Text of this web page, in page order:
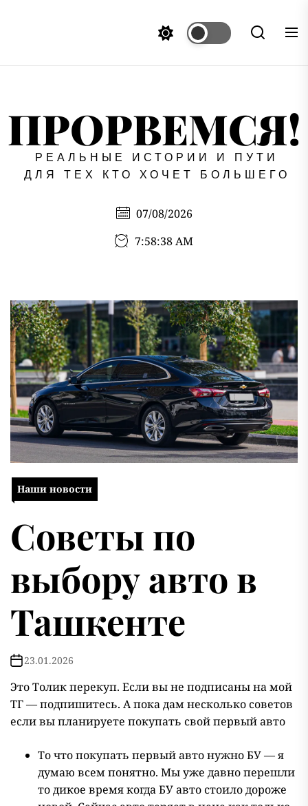
ПРОРВЕМСЯ!
РЕАЛЬНЫЕ ИСТОРИИ И ПУТИ
ДЛЯ ТЕХ КТО ХОЧЕТ БОЛЬШЕГО
07/08/2026
7:58:39 AM
Наши новости
Советы по
выбору авто в
Ташкенте
23.01.2026
Это Толик перекуп. Если вы не подписаны на мой
ТГ — подпишитесь. А пока дам несколько советов
если вы планируете покупать свой первый авто
То что покупать первый авто нужно БУ — я
думаю всем понятно. Мы уже давно перешли
то дикое время когда БУ авто стоило дороже